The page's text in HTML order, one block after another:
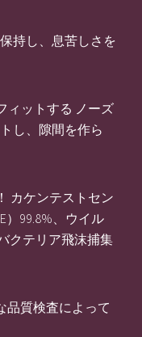
持し、息苦しさを
ィットする ノーズ
し、隙間を作ら
カケンテストセン
）99.8%、ウイル
クテリア飛沫捕集
品質検査によって